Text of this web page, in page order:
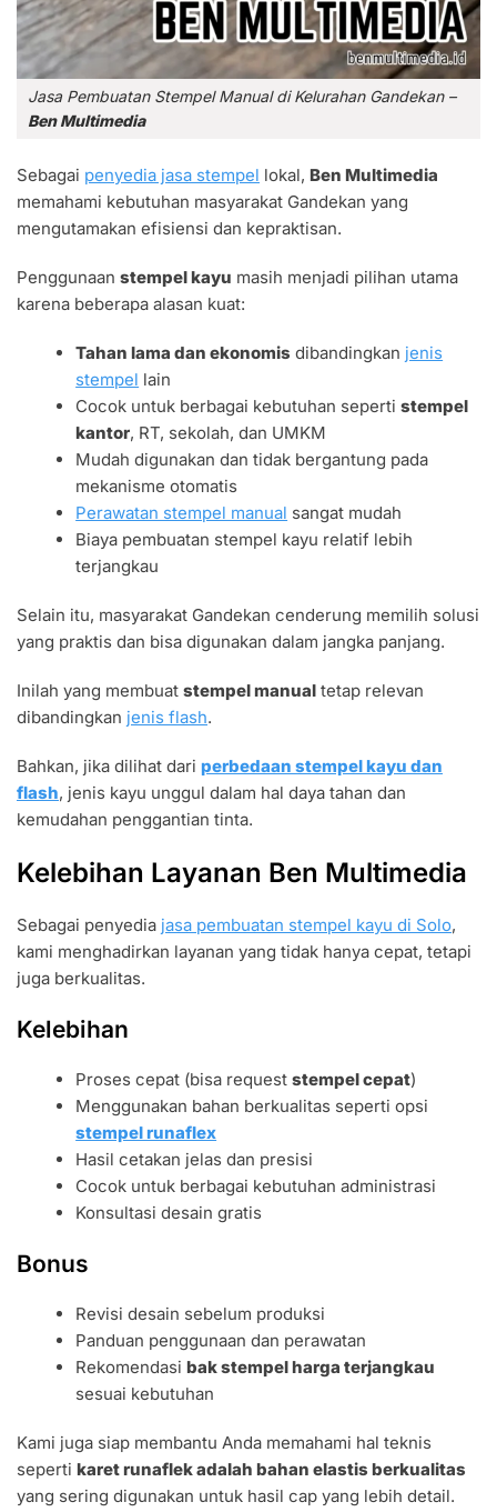
Jasa Pembuatan Stempel Manual di Kelurahan Gandekan –
Ben Multimedia
Sebagai penyedia jasa stempel lokal, Ben Multimedia
memahami kebutuhan masyarakat Gandekan yang
mengutamakan efisiensi dan kepraktisan.
Penggunaan stempel kayu masih menjadi pilihan utama
karena beberapa alasan kuat:
Tahan lama dan ekonomis dibandingkan jenis
stempel lain
Cocok untuk berbagai kebutuhan sepertistempel
kantor, RT, sekolah, dan UMKM
Mudah digunakan dan tidak bergantung pada
mekanisme otomatis
Perawatan stempel manual sangat mudah
Biaya pembuatan stempel kayu relatif lebih
terjangkau
Selain itu, masyarakat Gandekan cenderung memilih solusi
yang praktis dan bisa digunakan dalam jangka panjang.
Inilah yang membuat stempel manual tetap relevan
dibandingkan jenis flash.
Bahkan, jika dilihat dari perbedaan stempel kayu dan
flash, jenis kayu unggul dalam hal daya tahan dan
kemudahan penggantian tinta.
Kelebihan Layanan Ben Multimedia
Sebagai penyedia jasa pembuatan stempel kayu di Solo,
kami menghadirkan layanan yang tidak hanya cepat, tetapi
juga berkualitas.
Kelebihan
Proses cepat (bisa requeststempel cepat)
Menggunakan bahan berkualitas seperti opsi
stempel runaflex
Hasil cetakan jelas dan presisi
Cocok untuk berbagai kebutuhan administrasi
Konsultasi desain gratis
Bonus
Revisi desain sebelum produksi
Panduan penggunaan dan perawatan
Rekomendasibak stempel harga terjangkau
sesuai kebutuhan
Kami juga siap membantu Anda memahami hal teknis
seperti karet runaflek adalah bahan elastis berkualitas
yang sering digunakan untuk hasil cap yang lebih detail.